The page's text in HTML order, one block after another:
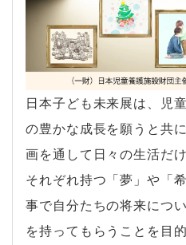
日本子ども未来展は、児
の豊かな成長を願うと共
画を通して日々の生活だ
それぞれ持つ「夢」や「
事で自分たちの将来につ
を持ってもらうことを目